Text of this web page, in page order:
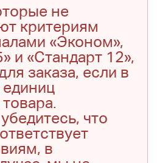
не
критериям
«Эконом»,
и «Стандарт 12»,
заказа, если в
что
в